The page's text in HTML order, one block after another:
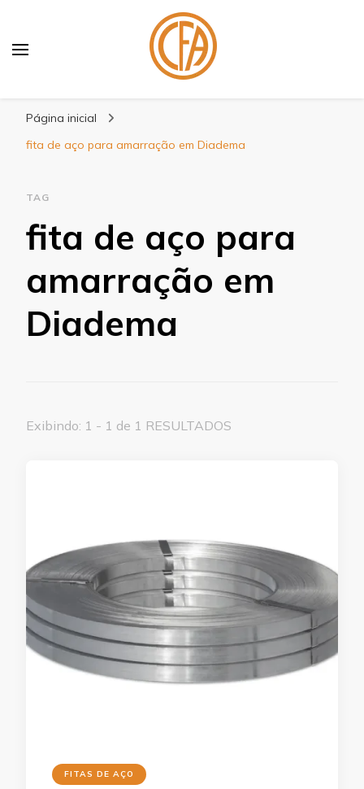
Página inicial
fita de aço para amarração em Diadema
TAG
fita de aço para
amarração em
Diadema
Exibindo: 1 - 1 de 1 RESULTADOS
FITAS DE AÇO